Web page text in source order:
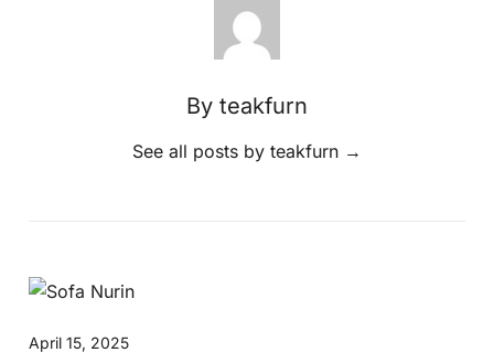
By teakfurn
See all posts by teakfurn →
April 15, 2025